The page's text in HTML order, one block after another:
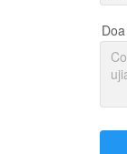
Doa